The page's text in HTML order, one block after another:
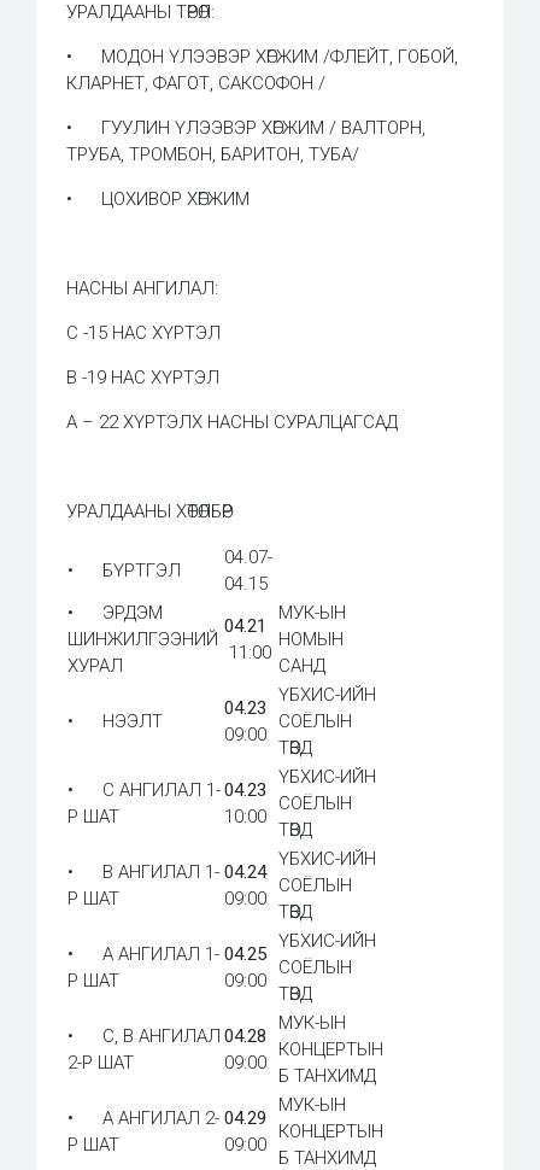
УРАЛДААНЫ ТӨРӨЛ:
• МОДОН ҮЛЭЭВЭР ХӨГЖИМ /ФЛЕЙТ, ГОБОЙ,
КЛАРНЕТ, ФАГОТ, САКСОФОН /
• ГУУЛИН ҮЛЭЭВЭР ХӨГЖИМ / ВАЛТОРН,
ТРУБА, ТРОМБОН, БАРИТОН, ТУБА/
• ЦОХИВОР ХӨГЖИМ
НАСНЫ АНГИЛАЛ:
С -15 НАС ХҮРТЭЛ
В -19 НАС ХҮРТЭЛ
А – 22 ХҮРТЭЛХ НАСНЫ СУРАЛЦАГСАД
УРАЛДААНЫ ХӨТӨЛБӨР
• БҮРТГЭЛ
04.07-
04.15
• ЭРДЭМ
ШИНЖИЛГЭЭНИЙ
ХУРАЛ
04.21
11:00
МУК-ЫН
НОМЫН
САНД
• НЭЭЛТ
04.23
09:00
ҮБХИС-ИЙН
СОЁЛЫН
ТӨВД
• С АНГИЛАЛ 1-
Р ШАТ
04.23
10:00
ҮБХИС-ИЙН
СОЁЛЫН
ТӨВД
• В АНГИЛАЛ 1-
Р ШАТ
04.24
09:00
ҮБХИС-ИЙН
СОЁЛЫН
ТӨВД
• А АНГИЛАЛ 1-
Р ШАТ
04.25
09:00
ҮБХИС-ИЙН
СОЁЛЫН
ТӨВД
• С, В АНГИЛАЛ
2-Р ШАТ
04.28
09:00
МУК-ЫН
КОНЦЕРТЫН
Б ТАНХИМД
• А АНГИЛАЛ 2-
Р ШАТ
04.29
09:00
МУК-ЫН
КОНЦЕРТЫН
Б ТАНХИМД